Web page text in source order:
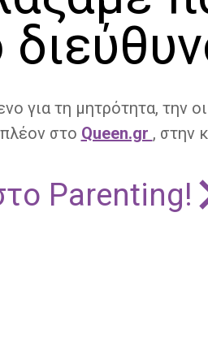
για τη μητρότητα, την
στο Queen.gr , στην
Parenting!